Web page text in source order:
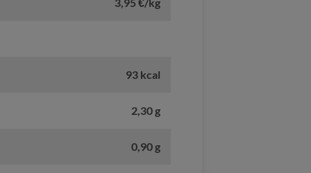
3,95 €/kg
93 kcal
2,30 g
0,90 g